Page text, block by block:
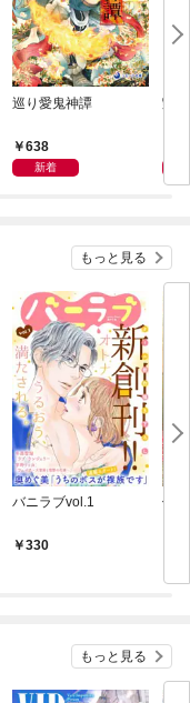
巡り愛鬼神譚
638
新着
艶
もっと見る
バニラブvol.1
330
偽
もっと見る